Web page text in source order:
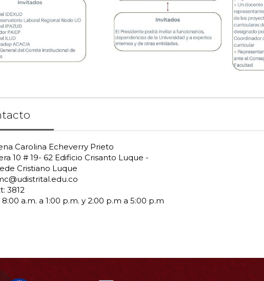
Carolina Echeverry Prieto
10 # 19- 62 Edificio Crisanto Luque -
Cristiano Luque
3812
a.m. a 1:00 p.m. y 2:00 p.m a 5:00 p.m